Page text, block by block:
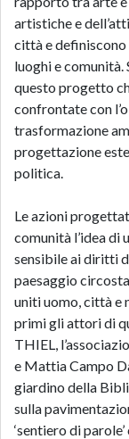
artistiche e
città e
luoghi e comunità.
questo progetto
confrontate con
trasformazione
progettazione
politica.
Le azioni
comunità l’idea di
sensibile ai diritti
paesaggio
uniti uomo, città e
primi gli attori di
THIEL,
e Mattia Campo
giardino della
sulla
‘sentiero di